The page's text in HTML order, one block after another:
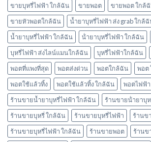
กลิ่น
อะไร
พอต
ใช้
แล้ว
ทิ้ง
marbo
ขายบุหรี่ไฟฟ้า ใกล้ฉัน
ขายพอต
ขายพอต ใกล้
ขายหัวพอตใกล้ฉัน
น้ำยาบุหรี่ไฟฟ้า ส่ง grab ใกล้
น้ำยาบุหรี่ไฟฟ้า ใกล้ฉัน
น้ํายาบุหรี่ไฟฟ้า ใกล้ฉัน
บุหรี่ไฟฟ้า ส่งไลน์แมนใกล้ฉัน
บุหรี่ไฟฟ้าใกล้ฉัน
พอตที่แพงที่สุด
พอตส่งด่วน พอตใกล้ฉัน
พอต
พอตใช้แล้วทิ้ง
พอตใช้แล้วทิ้ง ใกล้ฉัน
พอตไฟฟ้
ร้านขายน้ำยาบุหรี่ไฟฟ้า ใกล้ฉัน
ร้านขายน้ํายาบุ
ร้านขายบุหรี่ ใกล้ฉัน
ร้านขายบุหรี่ไฟฟ้า
ร้านข
ร้านขายบุหรี่ไฟฟ้า ใกล้ฉัน
ร้านขายพอต
ร้านข